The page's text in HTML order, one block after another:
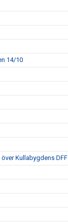
14/10
Kullabygdens DFF